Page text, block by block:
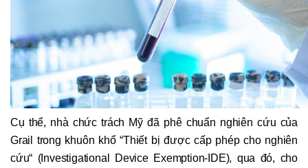
Cụ thể, nhà chức trách Mỹ đã phê chuẩn nghiên cứu của
Grail trong khuôn khổ “Thiết bị được cấp phép cho nghiên
cứu“ (Investigational Device Exemption-IDE), qua đó, cho